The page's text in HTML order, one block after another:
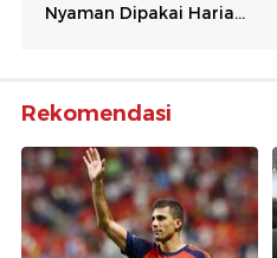
Rekomendasi